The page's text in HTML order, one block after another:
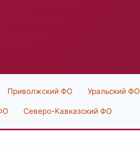
Приволжский ФО Уральский ФО
Северо-Кавказский ФО